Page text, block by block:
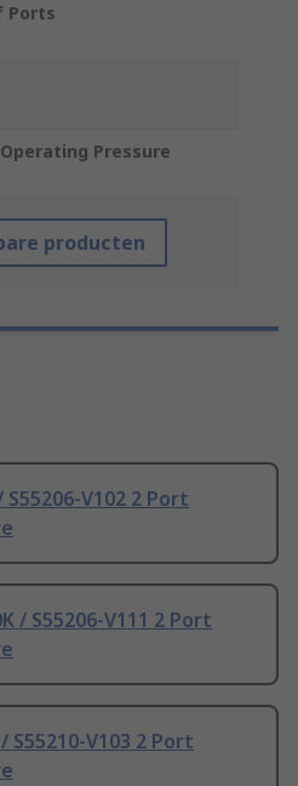
Ports
Pressure
producten
S55206-V102 2 Port
/ S55206-V111 2 Port
S55210-V103 2 Port